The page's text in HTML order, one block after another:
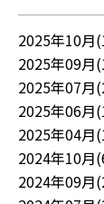
2025年10月
2025年09月
2025年07月
2025年06月
2025年04月
2024年10月
2024年09月